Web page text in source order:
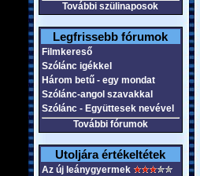
További szülinaposok
Legfrissebb fórumok
Filmkereső
Szólánc igékkel
Három betű - egy mondat
Szólánc-angol szavakkal
Szólánc - Együttesek nevével
További fórumok
Utoljára értékeltétek
Az új leánygyermek